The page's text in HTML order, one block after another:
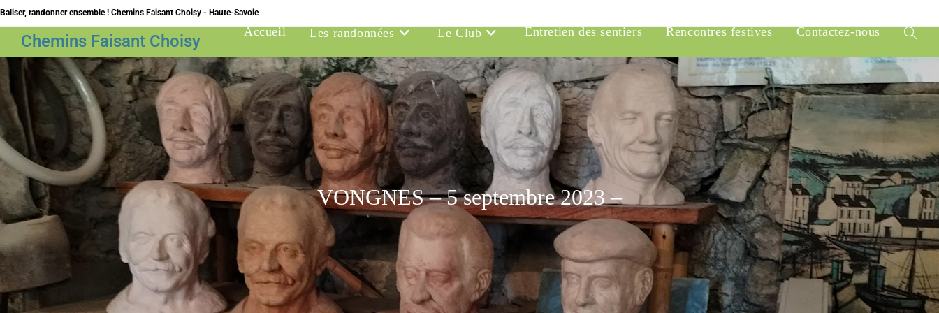
Skip
to
content
Baliser, randonner ensemble ! Chemins Faisant Choisy - Haute-Savoie
Chemins Faisant Choisy Accueil Les randonnées Le Club Entretien des sentiers Rencontres festives Contactez-nous
Toggle
website
VONGNES – 5 septembre 2023 –